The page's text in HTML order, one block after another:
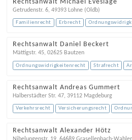
Rechtsanwalt Michael Eveslage
Getrudenstr. 6, 49393 Lohne (Oldb)
Familienrecht Erbrecht
Rechtsanwalt Daniel Beckert
Mättigstr. 45, 02625 Bautzen
Ordnungswidrigkeitenrecht Strafrecht
Rechtsanwalt Andreas Gummert
Halberstädter Str. 47, 39112 Magdeburg
Verkehrsrecht Versicherungsrecht
Rechtsanwalt Alexander Hötz